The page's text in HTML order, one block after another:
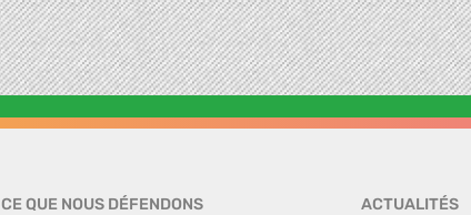
CE QUE NOUS DÉFENDONS ACTUALITÉS